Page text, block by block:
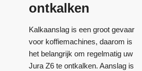
ontkalken
Kalkaanslag is een groot gevaar
voor koffiemachines, daarom is
het belangrijk om regelmatig uw
Jura Z6 te ontkalken. Aanslag is